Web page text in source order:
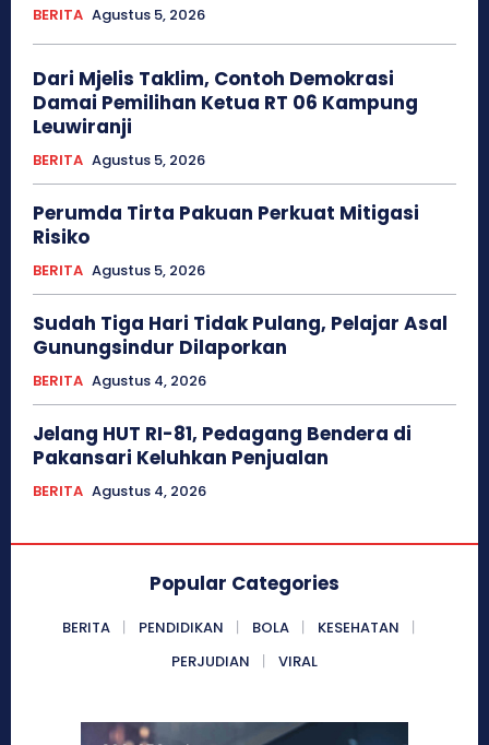
BERITA Agustus 5, 2026
Dari Mjelis Taklim, Contoh Demokrasi
Damai Pemilihan Ketua RT 06 Kampung
Leuwiranji
BERITA Agustus 5, 2026
Perumda Tirta Pakuan Perkuat Mitigasi
Risiko
BERITA Agustus 5, 2026
Sudah Tiga Hari Tidak Pulang, Pelajar Asal
Gunungsindur Dilaporkan
BERITA Agustus 4, 2026
Jelang HUT RI-81, Pedagang Bendera di
Pakansari Keluhkan Penjualan
BERITA Agustus 4, 2026
Popular Categories
BERITA PENDIDIKAN BOLA
KESEHATAN
PERJUDIAN
VIRAL